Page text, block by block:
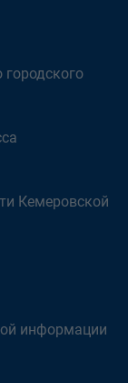
Кемеровской
информации